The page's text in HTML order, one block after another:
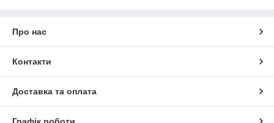
Про нас
Контакти
Доставка та оплата